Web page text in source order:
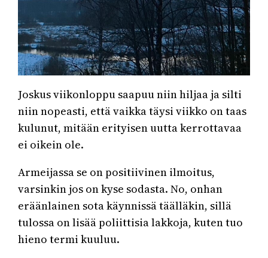
Joskus viikonloppu saapuu niin hiljaa ja silti
niin nopeasti, että vaikka täysi viikko on taas
kulunut, mitään erityisen uutta kerrottavaa
ei oikein ole.
Armeijassa se on positiivinen ilmoitus,
varsinkin jos on kyse sodasta. No, onhan
eräänlainen sota käynnissä täälläkin, sillä
tulossa on lisää poliittisia lakkoja, kuten tuo
hieno termi kuuluu.